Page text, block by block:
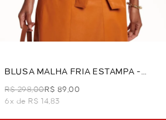
BLUSA MALHA FRIA ESTAMPA -
LARANJA
R$ 298,00R$ 89,00
6x de R$ 14,83